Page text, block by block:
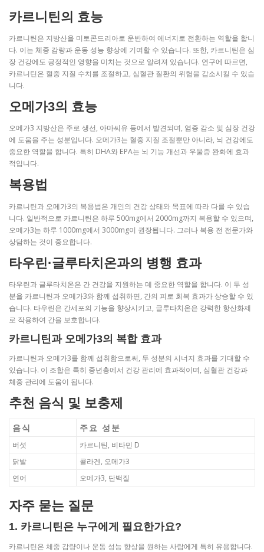
카르니틴의 효능
카르니틴은 지방산을 미토콘드리아로 운반하여 에너지로 전환하는 역할을 합니
다. 이는 체중 감량과 운동 성능 향상에 기여할 수 있습니다. 또한, 카르니틴은 심
장 건강에도 긍정적인 영향을 미치는 것으로 알려져 있습니다. 연구에 따르면,
카르니틴은 혈중 지질 수치를 조절하고, 심혈관 질환의 위험을 감소시킬 수 있습
니다.
오메가3의 효능
오메가3 지방산은 주로 생선, 아마씨유 등에서 발견되며, 염증 감소 및 심장 건강
에 도움을 주는 성분입니다. 오메가3는 혈중 지질 조절뿐만 아니라, 뇌 건강에도
중요한 역할을 합니다. 특히 DHA와 EPA는 뇌 기능 개선과 우울증 완화에 효과
적입니다.
복용법
카르니틴과 오메가3의 복용법은 개인의 건강 상태와 목표에 따라 다를 수 있습
니다. 일반적으로 카르니틴은 하루 500mg에서 2000mg까지 복용할 수 있으며,
오메가3는 하루 1000mg에서 3000mg이 권장됩니다. 그러나 복용 전 전문가와
상담하는 것이 중요합니다.
타우린·글루타치온과의 병행 효과
타우린과 글루타치온은 간 건강을 지원하는 데 중요한 역할을 합니다. 이 두 성
분을 카르니틴과 오메가3와 함께 섭취하면, 간의 피로 회복 효과가 상승할 수 있
습니다. 타우린은 간세포의 기능을 향상시키고, 글루타치온은 강력한 항산화제
로 작용하여 간을 보호합니다.
카르니틴과 오메가3의 복합 효과
카르니틴과 오메가3를 함께 섭취함으로써, 두 성분의 시너지 효과를 기대할 수
있습니다. 이 조합은 특히 중년층에서 건강 관리에 효과적이며, 심혈관 건강과
체중 관리에 도움이 됩니다.
추천 음식 및 보충제
음식 주요 성분
버섯
카르니틴, 비타민 D
닭발
콜라겐, 오메가3
연어
오메가3, 단백질
자주 묻는 질문
1. 카르니틴은 누구에게 필요한가요?
카르니틴은 체중 감량이나 운동 성능 향상을 원하는 사람에게 특히 유용합니다.